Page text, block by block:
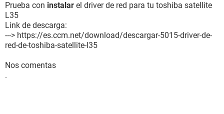
Prueba con instalar el driver de red para tu toshiba satellite
L35
Link de descarga:
---> https://es.ccm.net/download/descargar-5015-driver-de-
red-de-toshiba-satellite-l35
Nos comentas
.